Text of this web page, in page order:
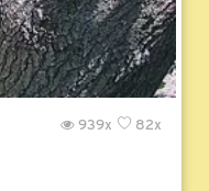
82x
939x